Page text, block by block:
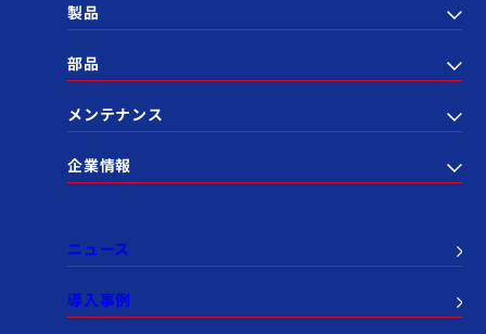
製品
部品
メンテナンス
企業情報
ニュース
導入事例